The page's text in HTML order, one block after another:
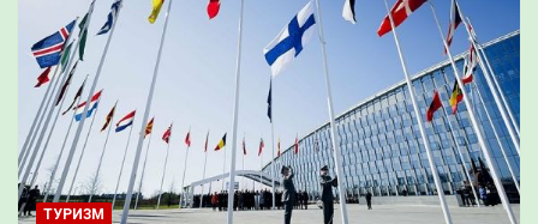
ТУРИЗМ